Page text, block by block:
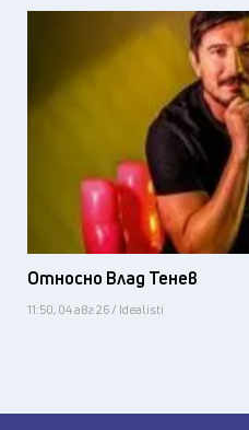
Относно Влад Тенев
11:50, 04 авг 26 / Idealisti